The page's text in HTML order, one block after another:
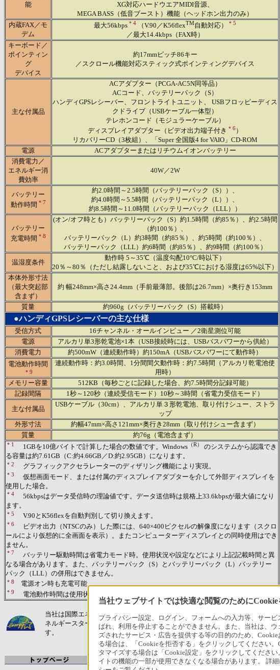
能
XG対応ハードウエアMIDI音源、
MEGA BASS（低音ブースト）機能（ヘッドホン出力のみ）
内蔵FAX／モ
デム
最大56kbps ＊4 （V.90／K56flexTM自動対応） ＊5
／最大14.4kbps（FAX時）
キーボード／
ポインティン
グ
デバイス
約17mmピッチ86キー
／スクロール機能対応スティック式ポインティングデバイス
主な付属品
ACアダプター（PCGA-AC5N同等品）
ACコード、バッテリーパック（S）
ハンディGPSレシーバー、フロントライトユニット、 USBフロッピーディス
クドライブ（USBケーブル一体型）
テレホンコード（モジュラーケーブル）
ディスプレイアダプター（ビデオ出力端子付き ＊6）
リカバリーCD（3枚組）、「Super 全国版4 for VAIO」CD-ROM
電源
ACアダプターまたはリチウムイオンバッテリー
消費電力／
エネルギー消
費効率
40W／2W
バッテリー
動作時間 ＊7
約2.0時間～2.5時間（バッテリーパック（S））、
約4.0時間～5.5時間（バッテリーパック（L））、
約8.5時間～11.0時間（バッテリーパック（LLL））
バッテリー
充電時間 ＊8
(オン/オフ時とも）バッテリーパック（S）約1.5時間（約85％）、約2.5時間
（約100％）、
バッテリーパック（L）約3時間（約85％）、約5時間（約100％）、
バッテリーパック（LLL）約6時間（約85％）、約9時間（約100％）
温湿度条件
動作時 5～35℃（温度勾配10°C/時以下）
20％～80％（ただし結露しないこと、および35℃における湿度は65%以下）
本体外形寸法
（最大突起部
含まず）
約 幅248mm×高さ24.4mm（手前最薄部。後部は26.7mm）×奥行き153mm
質量 約960g（バッテリーパック（S）搭載時）
●ハンディGPSレシーバーの主な仕様
受信方式
16チャンネル・オールインビュー ／2衛星測位可能
電源
アルカリ単3形乾電池×1本（USB接続時には、USBバスパワーから供給）
消費電力
約500mW（連続動作時）約150mA（USBバスパワーにて動作時）
電池動作時間
＊9
連続動作時：約3.0時間、1分間間欠動作時：約7.5時間（アルカリ乾電池使
用時）
メモリー容量
512KB（毎秒ごとに記録した場合、約7.5時間分記録可能）
記録間隔
1秒～120秒（連続受信モード）10秒～3時間（省電力受信モード）
主な付属品
USBケーブル（30cm）、アルカリ単３形乾電池、取り付けシュー、ストラ
ップ
外形寸法
約幅47mm×高さ121mm×奥行き28mm（取り付けシュー含まず）
質量
約76g（電池含まず）
＊1 1GBを10億バイトで計算した場合の数値です。Windows （R）
のシステムから認識でき
る容量は約7.61GB（C:約4.66GB／D:約2.95GB）になります。
＊2 グラフィックアクセラレーターのディザリング機能により実現。
＊3
仮想画面モード、または付属のディスプレイアダプターを介して外部ディスプレイを
使用した場合。
＊4
56kbpsはデータ受信時の理論値です。データ送信時は規格上33.6kbpsが最大値になり
ます。
＊5 V.90とK56flexを自動判別して切り換えます。
＊6
ビデオ出力（NTSCのみ）した際には、640×400ピクセルの解像度になります（スクロ
ールにより仮想的に全画面を表示）。またコンピューターディスプレイとの同時使用はでき
ません。
＊7
バッテリー駆動時間は省電力モード時。使用状況や設定などにより上記記載時間と異
なる場合があります。また、バッテリーパック（S）とバッテリーパック（L）バッテリー
パック（LLL）の併用はできません。
＊8 電源オン時も充電可能。
＊9 電池動作時間は使用状況や設定などにより上記記載時間と異なる場合があります。
当社は国際エネルギースタープログラムの参加事業者として、本製品が国際エ
ネルギースタープログラムの対象製品に関する基準を満たしていると判断しま
す。
当社ウェブサイトでは快適な閲覧のためにCookie
プライバシー設定、ログイン、フォームへの入力等、サー
ばれ、利用を停止することができません。また、当社は、
ズされたサービス・広告を提供する等の目的のため、
る場合は、「Cookieを拒否する」をクリックしてください
タマイズする場合は「Cookie設定」をクリックしてくださ
イトの機能の一部が使用できなくなる場合があります。 詳